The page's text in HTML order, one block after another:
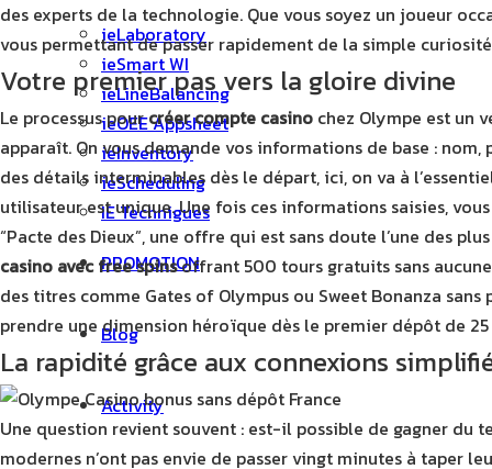
ieLaboratory
ieSmart WI
ieLineBalancing
ieOEE Appsheet
ieInventory
ieScheduling
IE Technigues
PROMOTION
Blog
Activity
des experts de la technologie. Que vous soyez un joueur
vous permettant de passer rapidement de la simple
Votre premier pas vers la gloire divine
Le processus pourcréer compte casino chez Olympe est un
apparaît. On vous demande vos informations de base :
des détails interminables dès le départ, ici, on va à
utilisateur est unique. Une fois ces informations saisies,
“Pacte des Dieux”, une offre qui est sans doute l’une des
casino avec free spinsoffrant 500 tours gratuits sans
des titres comme Gates of Olympus ou Sweet Bonanza sans
prendre une dimension héroïque dès le premier dépôt de
La rapidité grâce aux connexions
Une question revient souvent : est-il possible de gagner du
modernes n’ont pas envie de passer vingt minutes à taper